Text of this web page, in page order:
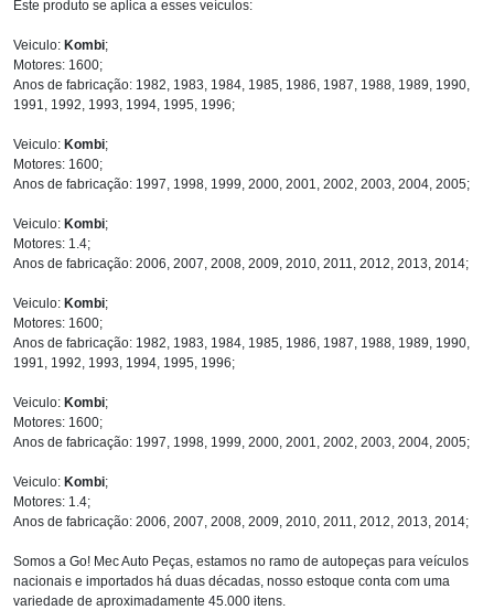
Este produto se aplica a esses veículos:
Veiculo: Kombi;
Motores: 1600;
Anos de fabricação: 1982, 1983, 1984, 1985, 1986, 1987, 1988, 1989, 1990,
1991, 1992, 1993, 1994, 1995, 1996;
Veiculo: Kombi;
Motores: 1600;
Anos de fabricação: 1997, 1998, 1999, 2000, 2001, 2002, 2003, 2004, 2005;
Veiculo: Kombi;
Motores: 1.4;
Anos de fabricação: 2006, 2007, 2008, 2009, 2010, 2011, 2012, 2013, 2014;
Veiculo: Kombi;
Motores: 1600;
Anos de fabricação: 1982, 1983, 1984, 1985, 1986, 1987, 1988, 1989, 1990,
1991, 1992, 1993, 1994, 1995, 1996;
Veiculo: Kombi;
Motores: 1600;
Anos de fabricação: 1997, 1998, 1999, 2000, 2001, 2002, 2003, 2004, 2005;
Veiculo: Kombi;
Motores: 1.4;
Anos de fabricação: 2006, 2007, 2008, 2009, 2010, 2011, 2012, 2013, 2014;
Somos a Go! Mec Auto Peças, estamos no ramo de autopeças para veículos
nacionais e importados há duas décadas, nosso estoque conta com uma
variedade de aproximadamente 45.000 itens.